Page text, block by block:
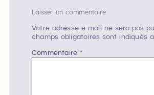
Laisser un commentaire
Votre adresse e-mail ne sera pas
champs obligatoires sont indiqués
Commentaire *